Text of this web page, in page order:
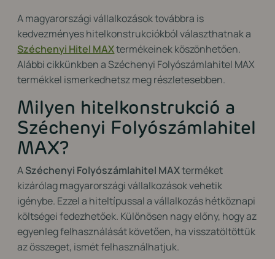
A magyarországi vállalkozások továbbra is
kedvezményes hitelkonstrukciókból választhatnak a
Széchenyi Hitel MAXtermékeinek köszönhetően.
Alábbi cikkünkben a Széchenyi Folyószámlahitel MAX
termékkel ismerkedhetsz meg részletesebben.
Milyen hitelkonstrukció a
Széchenyi Folyószámlahitel
MAX?
ASzéchenyi Folyószámlahitel MAXterméket
kizárólag magyarországi vállalkozások vehetik
igénybe. Ezzel a hiteltípussal a vállalkozás hétköznapi
költségei fedezhetőek. Különösen nagy előny, hogy az
egyenleg felhasználását követően, ha visszatöltöttük
az összeget, ismét felhasználhatjuk.